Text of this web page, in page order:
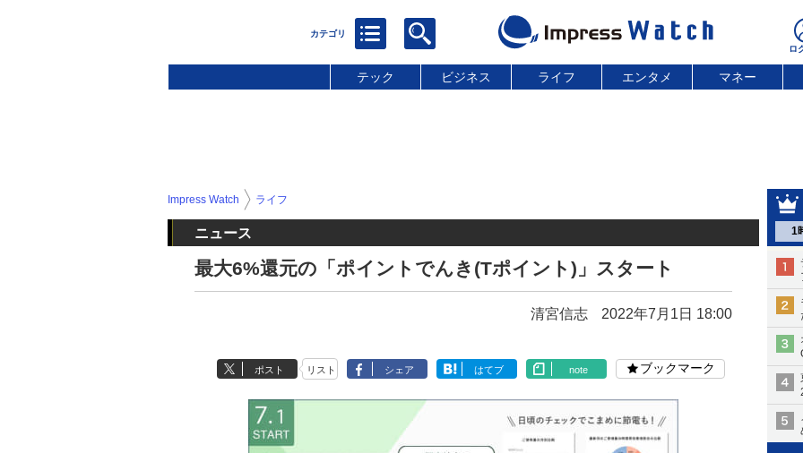
テック ビジネス ライフ エンタメ マネー
1
Impress Watch ライフ
ニュース
最大6%還元の「ポイントでんき(Tポイント)」スタート
清宮信志 2022年7月1日 18:00
ポスト リスト シェア はてブ note ブックマーク